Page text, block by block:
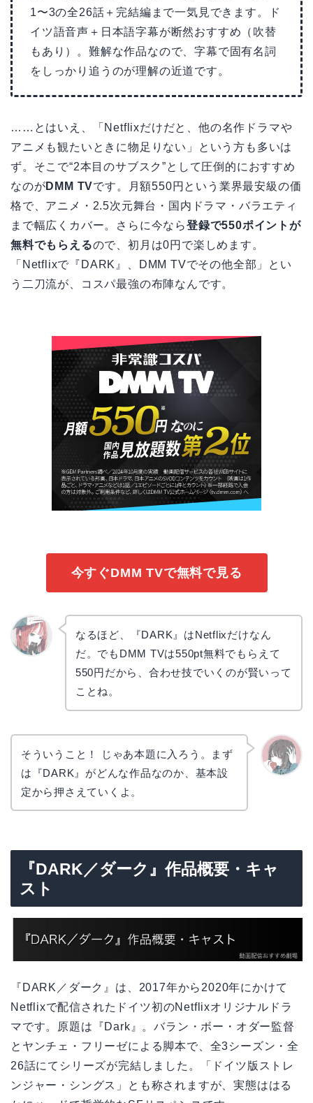
1〜3の全26話＋完結編まで一気見できます。ド
イツ語音声＋日本語字幕が断然おすすめ（吹替
もあり）。難解な作品なので、字幕で固有名詞
をしっかり追うのが理解の近道です。
……とはいえ、「Netflixだけだと、他の名作ドラマや
アニメも観たいときに物足りない」という方も多いは
ず。そこで“2本目のサブスク”として圧倒的におすすめ
なのがDMM TVです。月額550円という業界最安級の価
格で、アニメ・2.5次元舞台・国内ドラマ・バラエティ
まで幅広くカバー。さらに今なら登録で550ポイントが
無料でもらえるので、初月は0円で楽しめます。
「Netflixで『DARK』、DMM TVでその他全部」とい
う二刀流が、コスパ最強の布陣なんです。
今すぐDMM TVで無料で見る
なるほど、『DARK』はNetflixだけなん
だ。でもDMM TVは550pt無料でもらえて
550円だから、合わせ技でいくのが賢いって
ことね。
そういうこと！ じゃあ本題に入ろう。まず
は『DARK』がどんな作品なのか、基本設
定から押さえていくよ。
『DARK／ダーク』作品概要・キャ
スト
『DARK／ダーク』は、2017年から2020年にかけて
Netflixで配信されたドイツ初のNetflixオリジナルドラ
マです。原題は『Dark』。バラン・ボー・オダー監督
とヤンチェ・フリーゼによる脚本で、全3シーズン・全
26話にてシリーズが完結しました。「ドイツ版ストレ
ンジャー・シングス」とも称されますが、実態ははる